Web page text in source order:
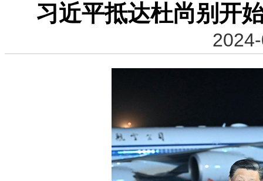
习近平抵达杜尚别开